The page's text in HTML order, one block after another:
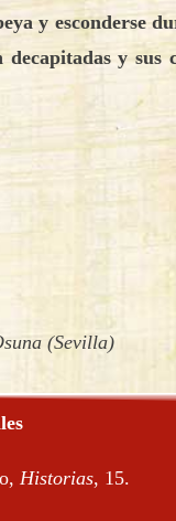
y esconderse
y sus
(Sevilla)
Historias, 15.